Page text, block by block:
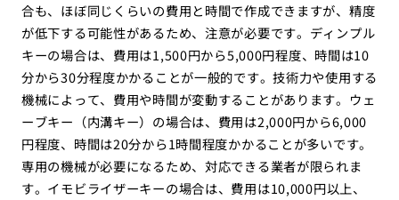
合も、ほぼ同じくらいの費用と時間で作成できますが、精度
が低下する可能性があるため、注意が必要です。ディンプル
キーの場合は、費用は1,500円から5,000円程度、時間は10
分から30分程度かかることが一般的です。技術力や使用する
機械によって、費用や時間が変動することがあります。ウェ
ーブキー（内溝キー）の場合は、費用は2,000円から6,000
円程度、時間は20分から1時間程度かかることが多いです。
専用の機械が必要になるため、対応できる業者が限られま
す。イモビライザーキーの場合は、費用は10,000円以上、